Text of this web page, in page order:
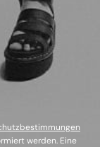
werden. Eine